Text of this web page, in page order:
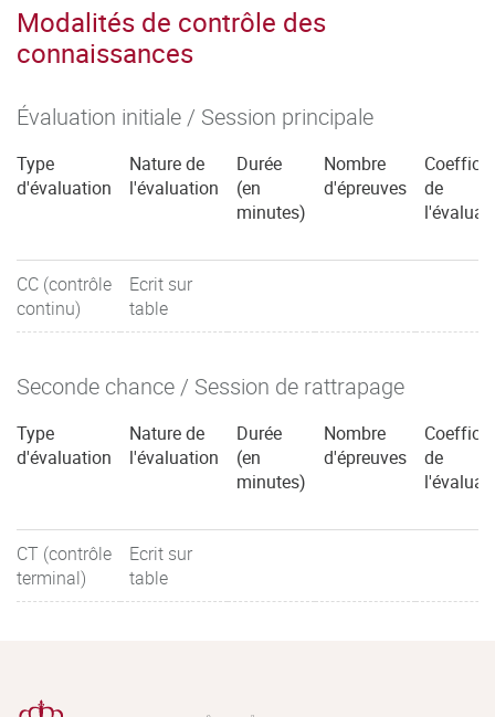
Modalités de contrôle des
connaissances
Évaluation initiale / Session principale
Type
d'évaluation
Nature de
l'évaluation
Durée
(en
minutes)
Nombre
d'épreuves
de
CC (contrôle
continu)
Ecrit sur
table
Seconde chance / Session de rattrapage
Type
d'évaluation
Nature de
l'évaluation
Durée
(en
minutes)
Nombre
d'épreuves
de
CT (contrôle
terminal)
Ecrit sur
table